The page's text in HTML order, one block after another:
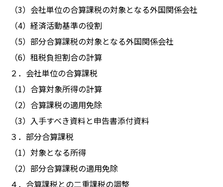
（3）会社単位の合算課税の対象となる外国関係会社
（4）経済活動基準の役割
（5）部分合算課税の対象となる外国関係会社
（6）租税負担割合の計算
２．会社単位の合算課税
（1）合算対象所得の計算
（2）合算課税の適用免除
（3）入手すべき資料と申告書添付資料
３．部分合算課税
（1）対象となる所得
（2）部分合算課税の適用免除
４．合算課税との二重課税の調整